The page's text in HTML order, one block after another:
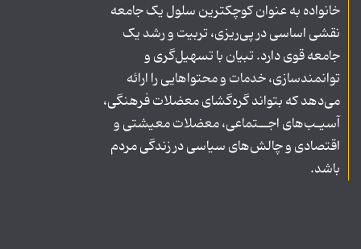
خانواده به عنوان کوچکترین سلول یک جامعه
نقشی اساسی در پی‌ریزی، تربیت و رشد یک
جامعه قوی دارد. تبیان با تسهیل‌گری و
توانمندسازی، خدمات و محتواهایی را ارائه
می‌دهد که بتواند گره‌گشای معضلات فرهنگی،
آسیـب‌های اجــتماعی، معضلات معیشتی و
اقتصادی و چالش‌های سیاسی در زندگی مردم
باشد.